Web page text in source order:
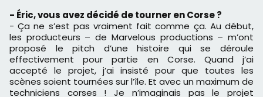
- Éric, vous avez décidé de tourner en Corse ?
- Ça ne s’est pas vraiment fait comme ça. Au début,
les producteurs – de Marvelous productions – m’ont
proposé le pitch d’une histoire qui se déroule
effectivement pour partie en Corse. Quand j’ai
accepté le projet, j’ai insisté pour que toutes les
scènes soient tournées sur l’île. Et avec un maximum de
techniciens corses ! Je n’imaginais pas le projet